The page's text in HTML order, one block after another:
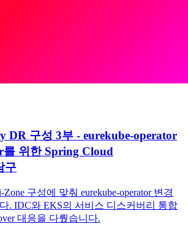
DR 구성 3부 - eurekube-operator
를 위한 Spring Cloud
구
구성에 맞춰 eurekube-operator 변경
. IDC와 EKS의 서비스 디스커버리 통합
대응을 다뤘습니다.